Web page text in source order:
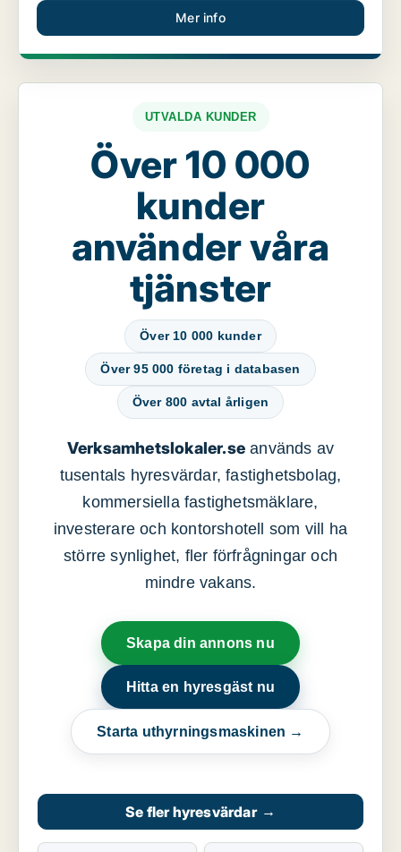
Mer info
UTVALDA KUNDER
Över 10 000
kunder
använder våra
tjänster
Över 10 000 kunder
Över 95 000 företag i databasen
Över 800 avtal årligen
Verksamhetslokaler.se används av
tusentals hyresvärdar, fastighetsbolag,
kommersiella fastighetsmäklare,
investerare och kontorshotell som vill ha
större synlighet, fler förfrågningar och
mindre vakans.
Skapa din annons nu
Hitta en hyresgäst nu
Starta uthyrningsmaskinen →
Se fler hyresvärdar →